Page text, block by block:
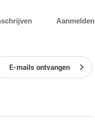
Aanmelden
E-mails ontvangen